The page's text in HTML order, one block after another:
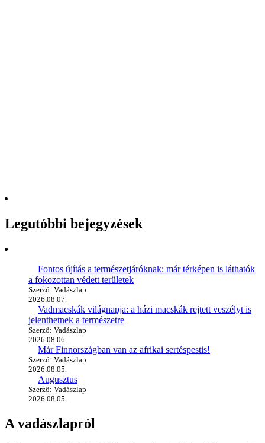
Legutóbbi bejegyzések
Fontos újítás a természetjáróknak: már térképen is láthatók
a fokozottan védett területek
Szerző: Vadászlap
2026.08.07.
Vadmacskák világnapja: a házi macskák rejtett veszélyt is
jelenthetnek a természetre
Szerző: Vadászlap
2026.08.06.
Már Finnországban van az afrikai sertéspestis!
Szerző: Vadászlap
2026.08.05.
Augusztus
Szerző: Vadászlap
2026.08.05.
A vadászlapról